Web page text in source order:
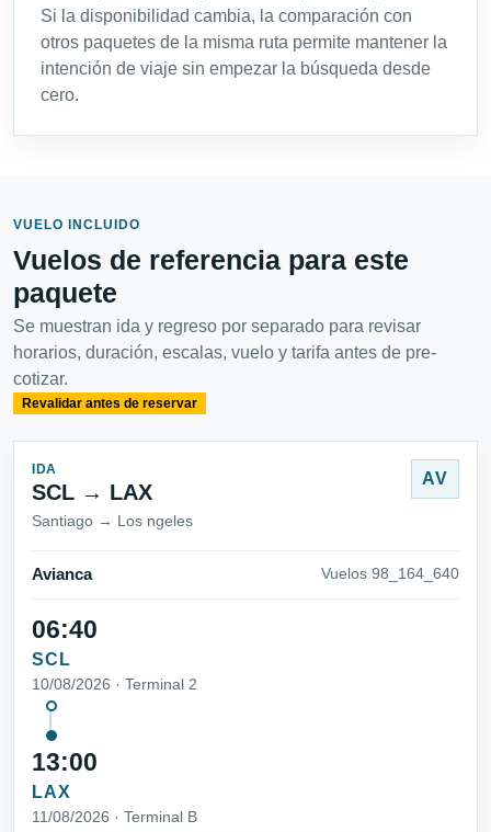
Si la disponibilidad cambia, la comparación con
otros paquetes de la misma ruta permite mantener la
intención de viaje sin empezar la búsqueda desde
cero.
VUELO INCLUIDO
Vuelos de referencia para este
paquete
Se muestran ida y regreso por separado para revisar
horarios, duración, escalas, vuelo y tarifa antes de pre-
cotizar.
Revalidar antes de reservar
IDA
SCL → LAX
Santiago → Los ngeles
AV
Avianca Vuelos 98_164_640
06:40
SCL
10/08/2026 · Terminal 2
13:00
LAX
11/08/2026 · Terminal B